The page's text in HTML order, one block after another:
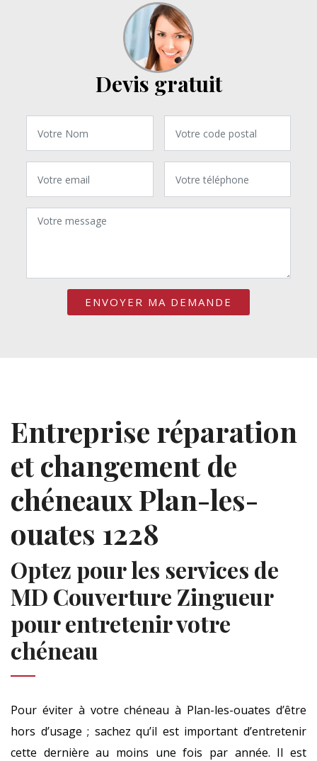
Devis gratuit
Entreprise réparation
et changement de
chéneaux Plan-les-
ouates 1228
Optez pour les services de
MD Couverture Zingueur
pour entretenir votre
chéneau
Pour éviter à votre chéneau à Plan-les-ouates d’être
hors d’usage ; sachez qu’il est important d’entretenir
cette dernière au moins une fois par année. Il est